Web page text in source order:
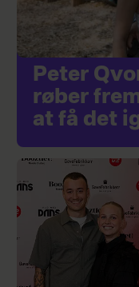
Peter
røber
at få det